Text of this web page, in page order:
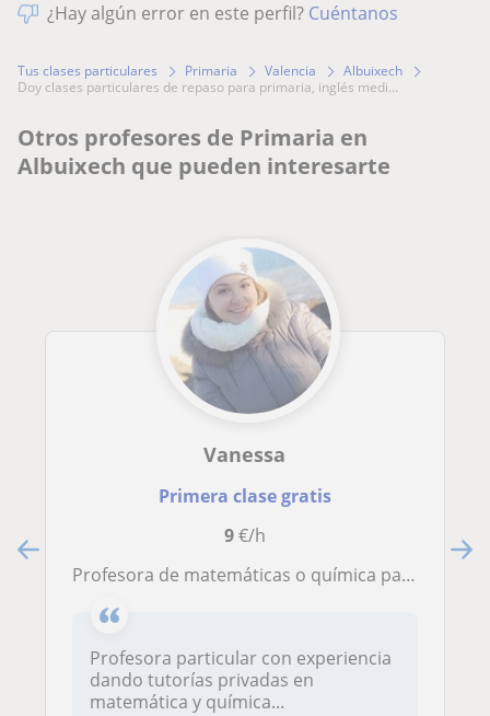
¿Hay algún error en este perfil? Cuéntanos
Tus clases particulares Primaria Valencia
Albuixech
doy clases particulares de repaso para primaria, inglés medi...
Otros profesores de Primaria en
Albuixech que pueden interesarte
Vanessa
Primera clase gratis
9€/h
Profesora de matemáticas o química para primaria y ESO.
Profesora particular con experiencia
dando tutorías privadas en
matemática y química...